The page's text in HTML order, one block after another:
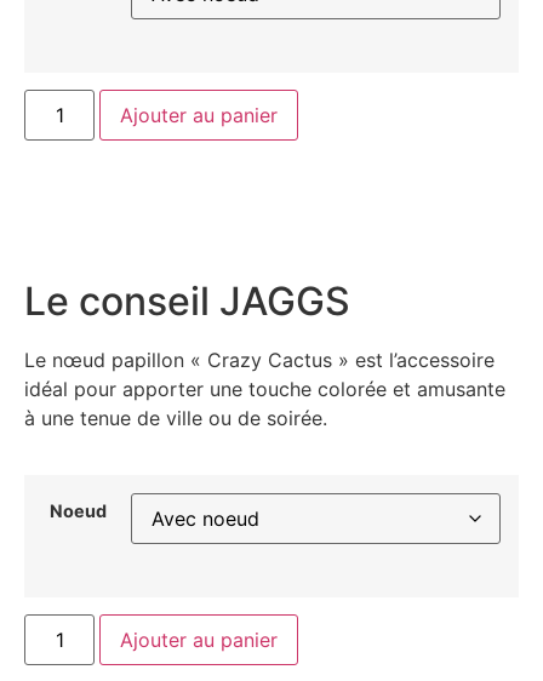
Ajouter au panier
Le conseil JAGGS
Le nœud papillon « Crazy Cactus » est l’accessoire
idéal pour apporter une touche colorée et amusante
à une tenue de ville ou de soirée.
Noeud
Ajouter au panier